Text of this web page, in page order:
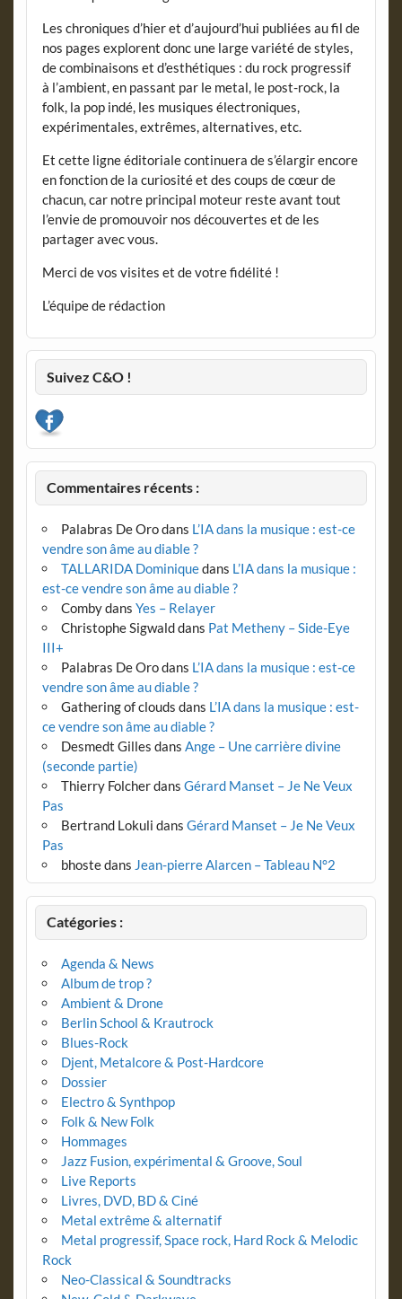
Les chroniques d’hier et d’aujourd’hui publiées au fil de
nos pages explorent donc une large variété de styles,
de combinaisons et d’esthétiques : du rock progressif
à l’ambient, en passant par le metal, le post-rock, la
folk, la pop indé, les musiques électroniques,
expérimentales, extrêmes, alternatives, etc.
Et cette ligne éditoriale continuera de s’élargir encore
en fonction de la curiosité et des coups de cœur de
chacun, car notre principal moteur reste avant tout
l’envie de promouvoir nos découvertes et de les
partager avec vous.
Merci de vos visites et de votre fidélité !
L’équipe de rédaction
Suivez C&O !
Commentaires récents :
Palabras De Orodans L’IA dans la musique : est-ce
vendre son âme au diable ?
TALLARIDA Dominiquedans L’IA dans la musique :
est-ce vendre son âme au diable ?
Combydans Yes – Relayer
Christophe Sigwalddans Pat Metheny – Side-Eye
III+
Palabras De Orodans L’IA dans la musique : est-ce
vendre son âme au diable ?
Gathering of clouds dans L’IA dans la musique : est-
ce vendre son âme au diable ?
Desmedt Gilles dans Ange – Une carrière divine
(seconde partie)
Thierry Folcherdans Gérard Manset – Je Ne Veux
Pas
Bertrand Lokuli dans Gérard Manset – Je Ne Veux
Pas
bhostedans Jean-pierre Alarcen – Tableau N°2
Catégories :
Agenda & News
Album de trop ?
Ambient & Drone
Berlin School & Krautrock
Blues-Rock
Djent, Metalcore & Post-Hardcore
Dossier
Electro & Synthpop
Folk & New Folk
Hommages
Jazz Fusion, expérimental & Groove, Soul
Live Reports
Livres, DVD, BD & Ciné
Metal extrême & alternatif
Metal progressif, Space rock, Hard Rock & Melodic
Rock
Neo-Classical & Soundtracks